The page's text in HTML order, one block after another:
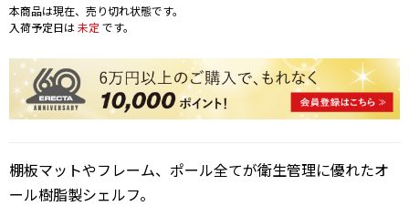
本商品は現在、売り切れ状態です。
入荷予定日は未定 です。
棚板マットやフレーム、ポール全てが衛生管理に優れたオ
ール樹脂製シェルフ。